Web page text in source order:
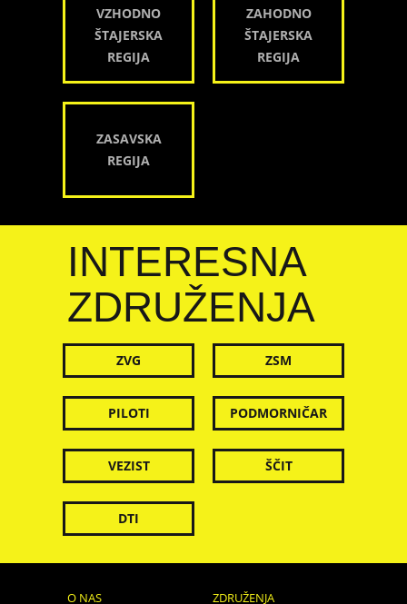
VZHODNO
ŠTAJERSKA
REGIJA
ZAHODNO
ŠTAJERSKA
REGIJA
ZASAVSKA
REGIJA
INTERESNA
ZDRUŽENJA
ZVG ZSM
PILOTI PODMORNIČAR
VEZIST ŠČIT
DTI
O NAS ZDRUŽENJA